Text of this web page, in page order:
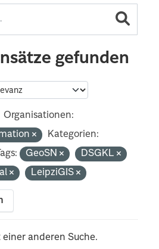
gefunden
Organisationen:
Kategorien:
Tags: GeoSN
DSGKL
LeipziGIS
anderen Suche.